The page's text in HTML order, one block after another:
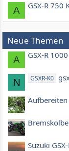
A GSX-R 750
Neue Themen
A GSX-R
N GSXR-K0
Suzuki